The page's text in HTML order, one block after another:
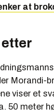
at
Morandi-
viser et
50 meter